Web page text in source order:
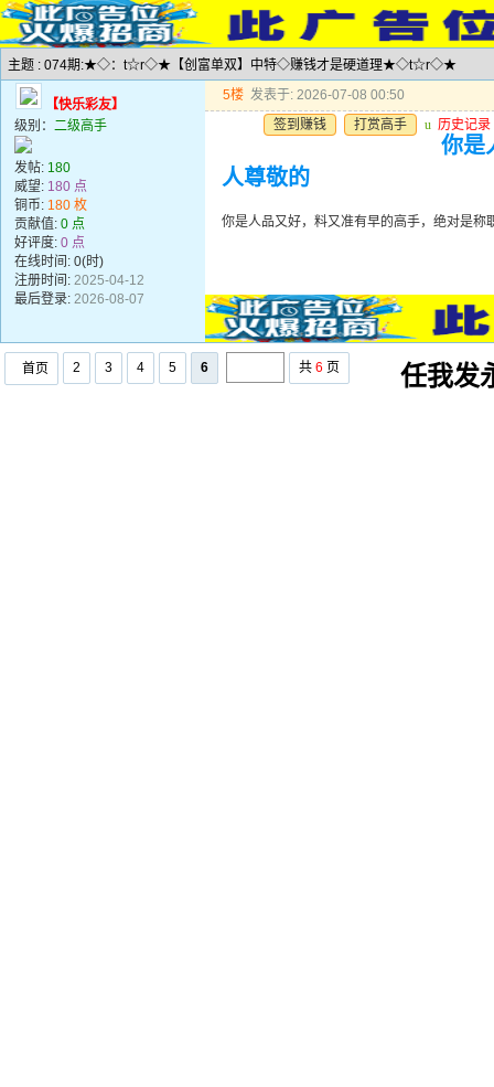
主题 : 074期:★◇：t☆r◇★【创富单双】中特◇赚钱才是硬道理★◇t☆r◇★
【快乐彩友】
级别： 二级高手
发帖: 180
威望: 180 点
铜币: 180 枚
贡献值: 0 点
好评度: 0 点
在线时间: 0(时)
注册时间: 2025-04-12
最后登录: 2026-08-07
5楼 发表于: 2026-07-08 00:50
签到赚钱
打赏高手 u 历史记录
你是
人尊敬的
你是人品又好，料又准有早的高手，绝对是称
首页 2 3 4 5 6 共 6 页 任我发